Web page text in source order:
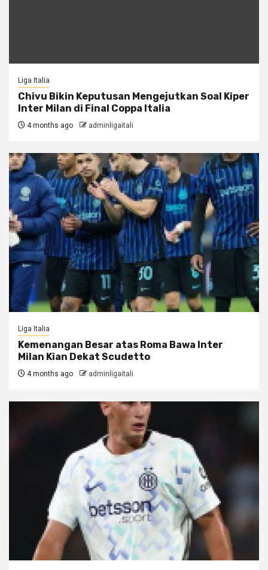
Liga Italia
Chivu Bikin Keputusan Mengejutkan Soal Kiper
Inter Milan di Final Coppa Italia
4 months ago adminligaitali
Liga Italia
Kemenangan Besar atas Roma Bawa Inter
Milan Kian Dekat Scudetto
4 months ago adminligaitali